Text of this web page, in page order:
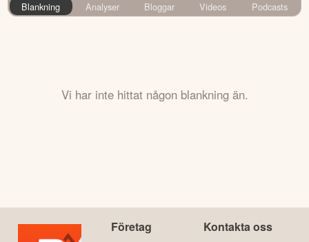
Blankning
Analyser Bloggar Videos Podcasts
Vi har inte hittat någon blankning än.
Företag Kontakta oss